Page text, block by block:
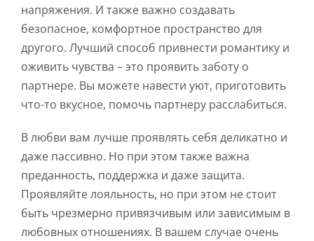
напряжения. И также важно создавать
безопасное, комфортное пространство для
другого. Лучший способ привнести романтику и
оживить чувства – это проявить заботу о
партнере. Вы можете навести уют, приготовить
что-то вкусное, помочь партнеру расслабиться.
В любви вам лучше проявлять себя деликатно и
даже пассивно. Но при этом также важна
преданность, поддержка и даже защита.
Проявляйте лояльность, но при этом не стоит
быть чрезмерно привязчивым или зависимым в
любовных отношениях. В вашем случае очень